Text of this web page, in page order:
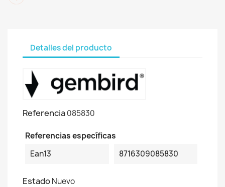
Detalles del producto
Referencia085830
Referencias específicas
Ean13
8716309085830
EstadoNuevo